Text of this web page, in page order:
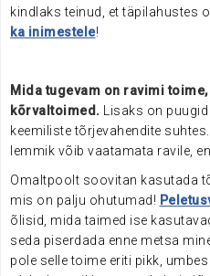
kindlaks teinud, et täpilahustes
ka inimestele!
Mida tugevam on ravimi
kõrvaltoimed. Lisaks on
keemiliste tõrjevahendite
lemmik võib vaatamata ravile,
Omaltpoolt soovitan kasutada
mis on palju ohutumad!
õlisid, mida taimed ise
seda piserdada enne metsa
pole selle toime eriti pikk,